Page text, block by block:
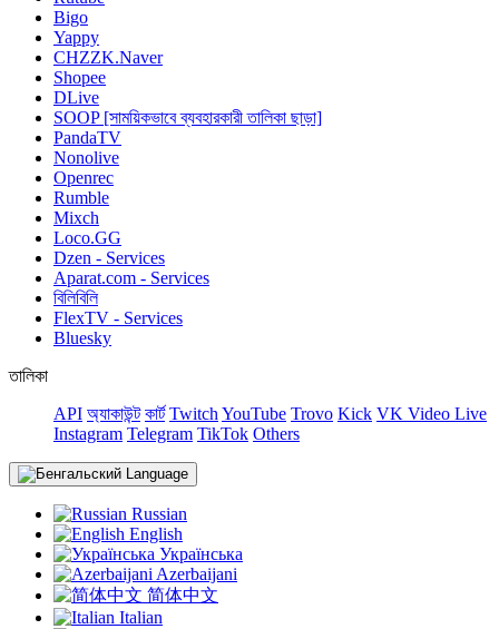
Bigo
Yappy
CHZZK.Naver
Shopee
DLive
SOOP [সাময়িকভাবে ব্যবহারকারী তালিকা ছাড়া]
PandaTV
Nonolive
Openrec
Rumble
Mixch
Loco.GG
Dzen - Services
Aparat.com - Services
বিলিবিলি
FlexTV - Services
Bluesky
তালিকা
API অ্যাকাউন্ট কার্ট Twitch YouTube Trovo Kick VK Video Live
Instagram Telegram TikTok Others
Language
Russian
English
Українська
Azerbaijani
简体中文
Italian